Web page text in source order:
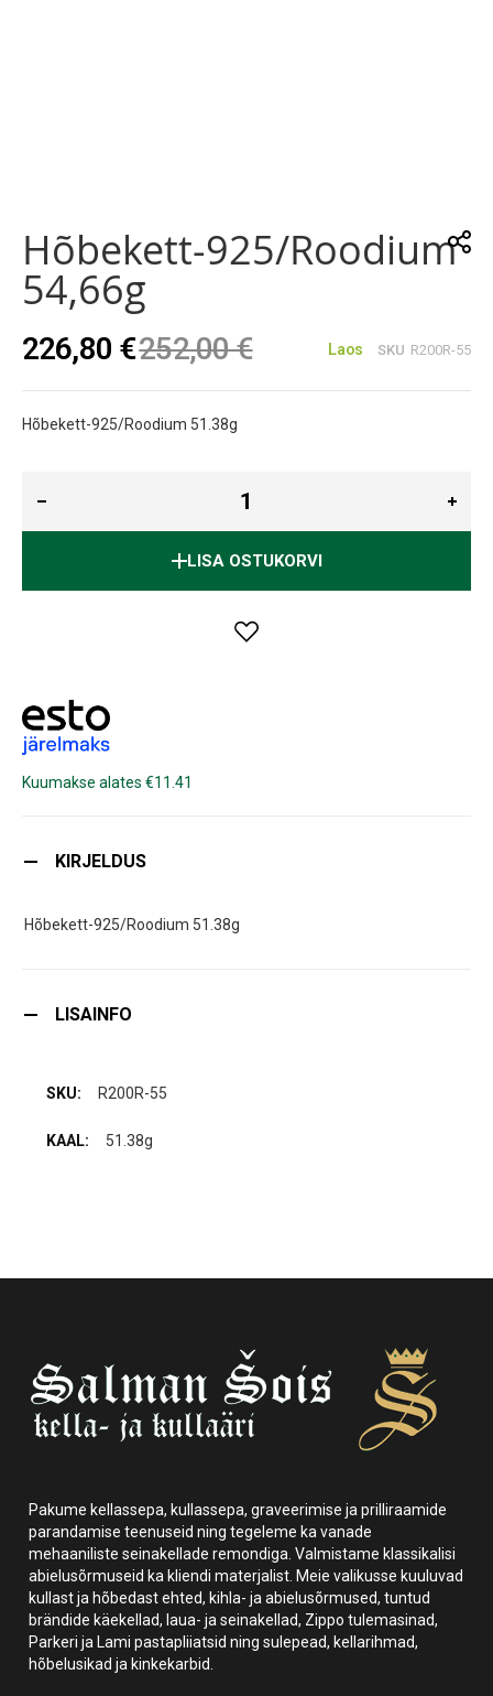
beginning
of
the
images
Hõbekett-925/roodium
54,66g
226,80 €252,00 € Laos SKU R200R-55
Hõbekett-925/Roodium 51.38g
LISA OSTUKORVI
Kuumakse alates €11.41
KIRJELDUS
Hõbekett-925/Roodium 51.38g
LISAINFO
R200R-55
51.38g
Pakume kellassepa, kullassepa, graveerimise ja prilliraamide
parandamise teenuseid ning tegeleme ka vanade
mehaaniliste seinakellade remondiga. Valmistame klassikalisi
abielusõrmuseid ka kliendi materjalist. Meie valikusse kuuluvad
kullast ja hõbedast ehted, kihla- ja abielusõrmused, tuntud
brändide käekellad, laua- ja seinakellad, Zippo tulemasinad,
Parkeri ja Lami pastapliiatsid ning sulepead, kellarihmad,
hõbelusikad ja kinkekarbid.